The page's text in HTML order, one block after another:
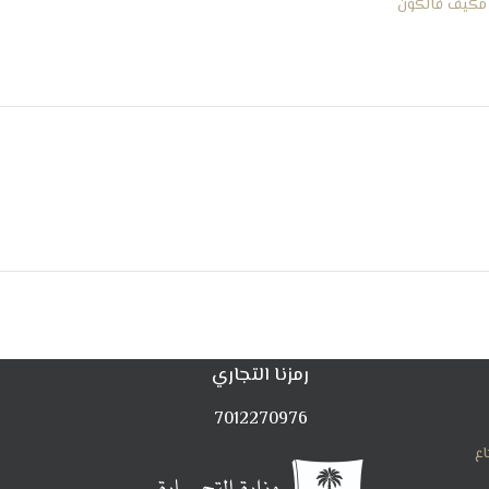
مكيف فالكون
رمزنا التجاري
7012270976